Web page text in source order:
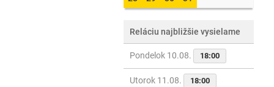
Reláciu najbližšie vysielame
Pondelok 10.08. 18:00
Utorok 11.08. 18:00